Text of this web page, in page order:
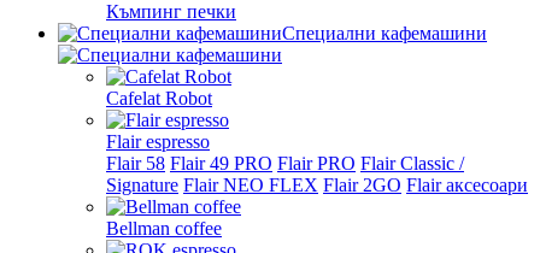
Къмпинг печки
Специални кафемашини
Cafelat Robot
Flair espresso
Flair 58 Flair 49 PRO Flair PRO Flair Classic /
Signature Flair NEO FLEX Flair 2GO Flair аксесоари
Bellman coffee